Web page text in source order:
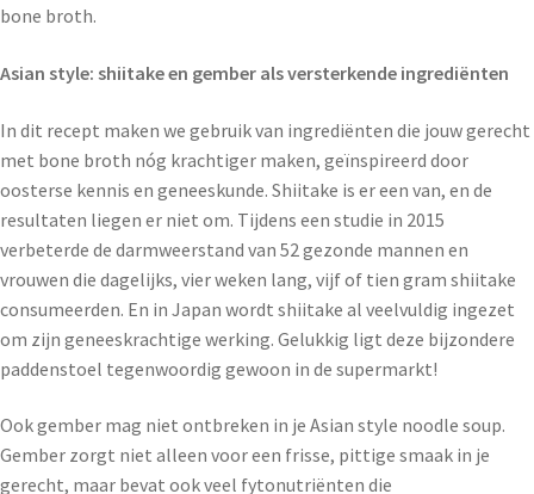
bone broth.
Asian style: shiitake en gember als versterkende ingrediënten
In dit recept maken we gebruik van ingrediënten die jouw gerecht
met bone broth nóg krachtiger maken, geïnspireerd door
oosterse kennis en geneeskunde. Shiitake is er een van, en de
resultaten liegen er niet om. Tijdens een studie in 2015
verbeterde de darmweerstand van 52 gezonde mannen en
vrouwen die dagelijks, vier weken lang, vijf of tien gram shiitake
consumeerden. En in Japan wordt shiitake al veelvuldig ingezet
om zijn geneeskrachtige werking. Gelukkig ligt deze bijzondere
paddenstoel tegenwoordig gewoon in de supermarkt!
Ook gember mag niet ontbreken in je Asian style noodle soup.
Gember zorgt niet alleen voor een frisse, pittige smaak in je
gerecht, maar bevat ook veel fytonutriënten die